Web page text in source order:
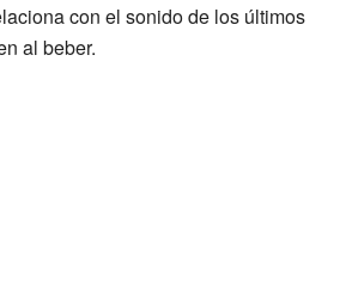
con el sonido de los últimos
al beber.